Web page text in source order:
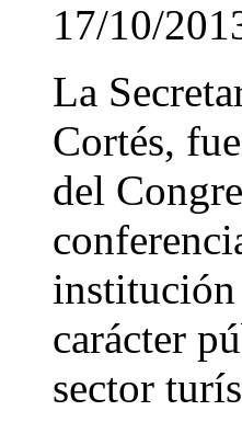
17/10/
La
Cortés,
del
institución
carácter
sector